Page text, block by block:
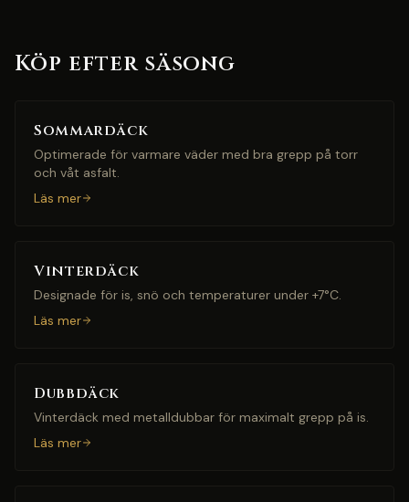
Köp efter säsong
Sommardäck
Optimerade för varmare väder med bra grepp på torr
och våt asfalt.
Läs mer
Vinterdäck
Designade för is, snö och temperaturer under +7°C.
Läs mer
Dubbdäck
Vinterdäck med metalldubbar för maximalt grepp på is.
Läs mer